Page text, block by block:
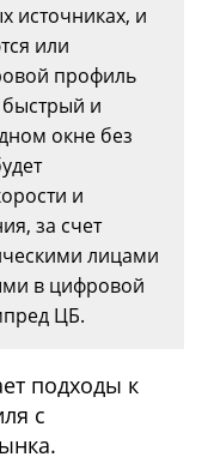
источниках, и
или
профиль
быстрый и
окне без
и
за счет
лицами
в цифровой
ЦБ.
подходы к
с